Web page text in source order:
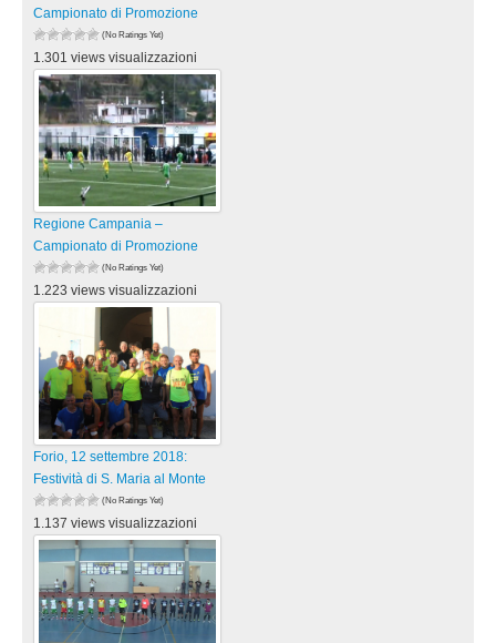
Campionato di Promozione
(No Ratings Yet)
1.301 views visualizzazioni
Regione Campania –
Campionato di Promozione
(No Ratings Yet)
1.223 views visualizzazioni
Forio, 12 settembre 2018:
Festività di S. Maria al Monte
(No Ratings Yet)
1.137 views visualizzazioni